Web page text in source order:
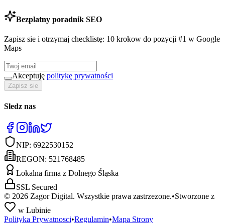
Bezplatny poradnik SEO
Zapisz sie i otrzymaj checklistę: 10 krokow do pozycji #1 w Google
Maps
Akceptuję politykę prywatności
Zapisz sie
Sledz nas
NIP: 6922530152
REGON: 521768485
Lokalna firma z Dolnego Śląska
SSL Secured
© 2026 Zagor Digital. Wszystkie prawa zastrzezone.•Stworzone z
w Lubinie
Polityka Prywatnosci•Regulamin•Mapa Strony